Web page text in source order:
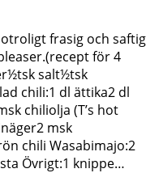
frasig och saftig
för 4
salt½tsk
chili:1 dl ättika2 dl
chiliolja (T’s hot
msk
chili Wasabimajo:2
Övrigt:1 knippe…